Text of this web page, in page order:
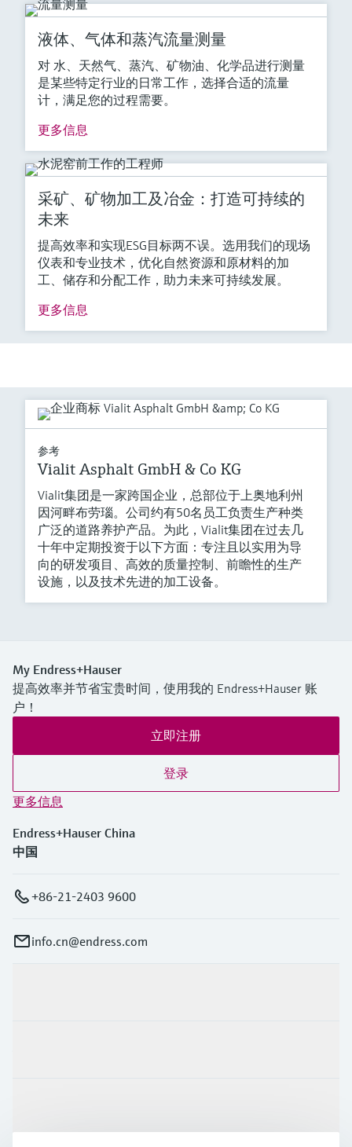
液体、气体和蒸汽流量测量
对 水、天然气、蒸汽、矿物油、化学品进行测量
是某些特定行业的日常工作，选择合适的流量
计，满足您的过程需要。
更多信息
采矿、矿物加工及冶金：打造可持续的
未来
提高效率和实现ESG目标两不误。选用我们的现场
仪表和专业技术，优化自然资源和原材料的加
工、储存和分配工作，助力未来可持续发展。
更多信息
参考
Vialit Asphalt GmbH & Co KG
Vialit集团是一家跨国企业，总部位于上奥地利州
因河畔布劳瑙。公司约有50名员工负责生产种类
广泛的道路养护产品。为此，Vialit集团在过去几
十年中定期投资于以下方面：专注且以实用为导
向的研发项目、高效的质量控制、前瞻性的生产
设施，以及技术先进的加工设备。
My Endress+Hauser
提高效率并节省宝贵时间，使用我的 Endress+Hauser 账
户！
立即注册
登录
更多信息
Endress+Hauser China
中国
+86-21-2403 9600
info.cn@endress.com